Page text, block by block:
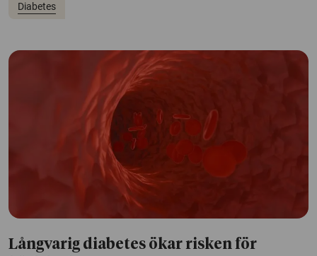
Diabetes
Långvarig diabetes ökar risken för